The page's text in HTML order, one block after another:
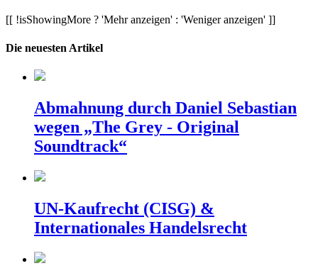
[[ !isShowingMore ? 'Mehr anzeigen' : 'Weniger anzeigen' ]]
Die neuesten Artikel
Abmahnung durch Daniel Sebastian
wegen „The Grey - Original
Soundtrack“
UN-Kaufrecht (CISG) &
Internationales Handelsrecht